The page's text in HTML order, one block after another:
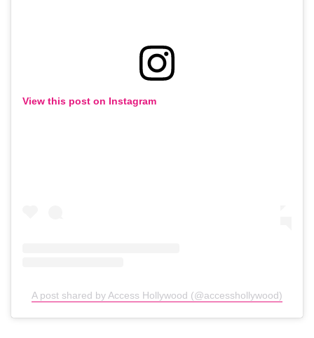
View this post on Instagram
A post shared by Access Hollywood (@accesshollywood)